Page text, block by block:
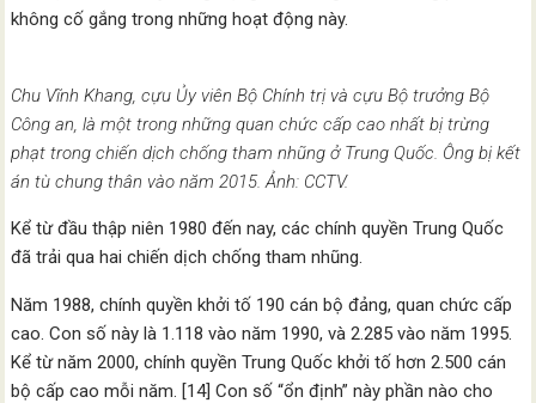
không cố gắng trong những hoạt động này.
Chu Vĩnh Khang, cựu Ủy viên Bộ Chính trị và cựu Bộ trưởng Bộ
Công an, là một trong những quan chức cấp cao nhất bị trừng
phạt trong chiến dịch chống tham nhũng ở Trung Quốc. Ông bị kết
án tù chung thân vào năm 2015. Ảnh: CCTV.
Kể từ đầu thập niên 1980 đến nay, các chính quyền Trung Quốc
đã trải qua hai chiến dịch chống tham nhũng.
Năm 1988, chính quyền khởi tố 190 cán bộ đảng, quan chức cấp
cao. Con số này là 1.118 vào năm 1990, và 2.285 vào năm 1995.
Kể từ năm 2000, chính quyền Trung Quốc khởi tố hơn 2.500 cán
bộ cấp cao mỗi năm. [14] Con số “ổn định” này phần nào cho